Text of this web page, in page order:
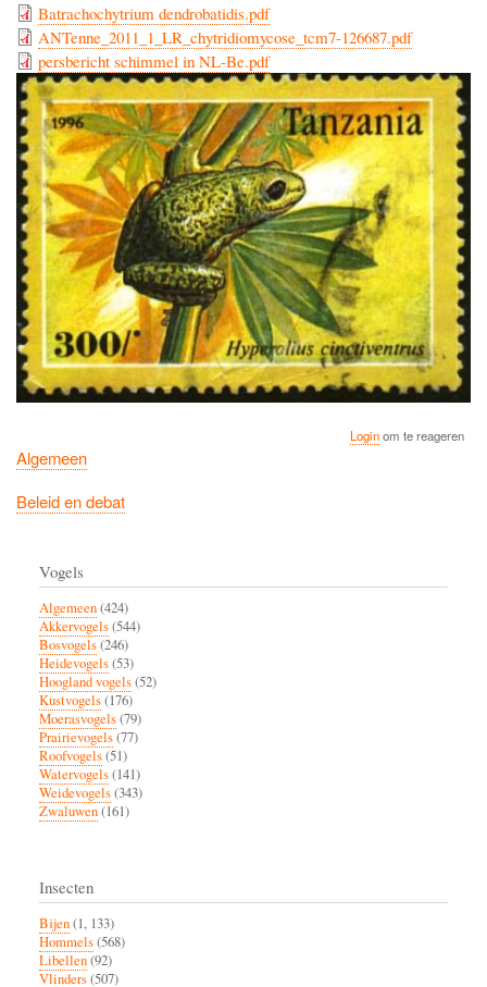
Batrachochytrium dendrobatidis.pdf
ANTenne_2011_1_LR_chytridiomycose_tcm7-126687.pdf
persbericht schimmel in NL-Be.pdf
Loginom te reageren
Algemeen
Beleid en debat
Vogels
Algemeen(424)
Akkervogels(544)
Bosvogels(246)
Heidevogels(53)
Hoogland vogels(52)
Kustvogels(176)
Moerasvogels(79)
Prairievogels(77)
Roofvogels(51)
Watervogels(141)
Weidevogels(343)
Zwaluwen(161)
Insecten
Bijen(1, 133)
Hommels(568)
Libellen(92)
Vlinders(507)